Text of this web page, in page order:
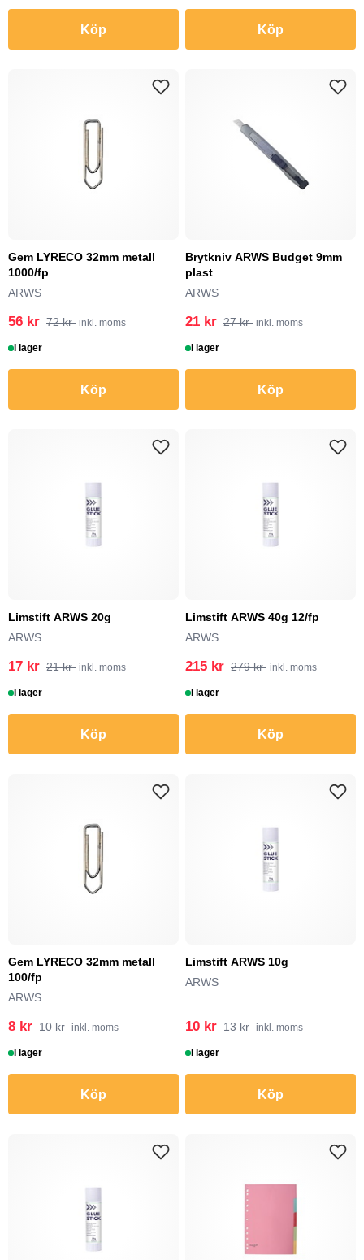
Köp Köp
Gem LYRECO 32mm metall
1000/fp
ARWS
56 kr 72 kr inkl. moms
I lager
Köp
Brytkniv ARWS Budget 9mm
plast
ARWS
21 kr 27 kr inkl. moms
I lager
Köp
Limstift ARWS 20g
ARWS
17 kr 21 kr inkl. moms
I lager
Köp
Limstift ARWS 40g 12/fp
ARWS
215 kr 279 kr inkl. moms
I lager
Köp
Gem LYRECO 32mm metall
100/fp
ARWS
8 kr 10 kr inkl. moms
I lager
Köp
Limstift ARWS 10g
ARWS
10 kr 13 kr inkl. moms
I lager
Köp